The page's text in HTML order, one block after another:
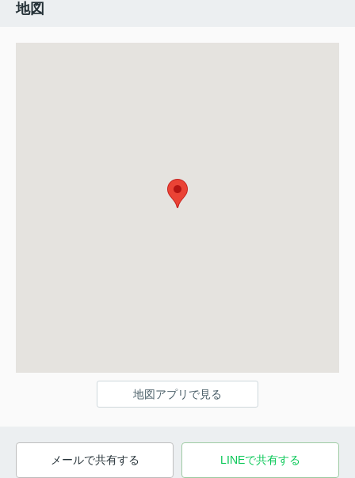
地図
地図アプリで見る
メールで共有する LINEで共有する